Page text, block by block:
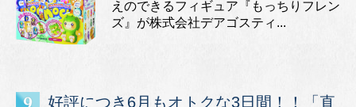
えのできるフィギュア『もっちりフレン
ズ』が株式会社デアゴスティ...
好評につき6月もオトクな3日間！！「直